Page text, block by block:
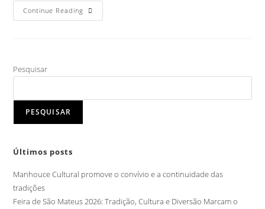
Continue Reading
Pesquisar
PESQUISAR
Últimos posts
Manhouce Cultural promove o convívio e a continuidade das
tradições
Feira de São Mateus 2026: Tradição, Cultura e Diversão Marcam o